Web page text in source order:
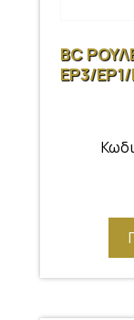
BC
EP3/